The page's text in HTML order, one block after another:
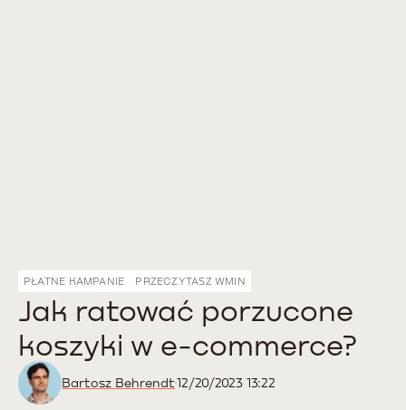
PŁATNE KAMPANIE PRZECZYTASZ WMIN
Jak ratować porzucone
koszyki w e-commerce?
Bartosz Behrendt12/20/2023 13:22